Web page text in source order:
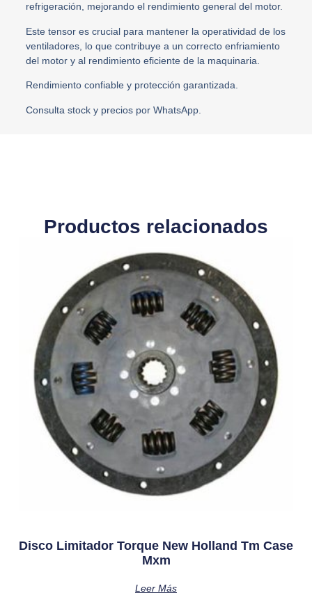
refrigeración, mejorando el rendimiento general del motor.
Este tensor es crucial para mantener la operatividad de los
ventiladores, lo que contribuye a un correcto enfriamiento
del motor y al rendimiento eficiente de la maquinaria.
Rendimiento confiable y protección garantizada.
Consulta stock y precios por WhatsApp.
Productos relacionados
Disco Limitador Torque New Holland Tm Case
Mxm
Leer Más